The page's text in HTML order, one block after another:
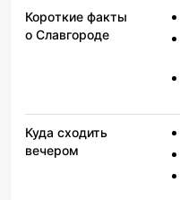
Короткие факты
о Славгороде
Куда сходить
вечером